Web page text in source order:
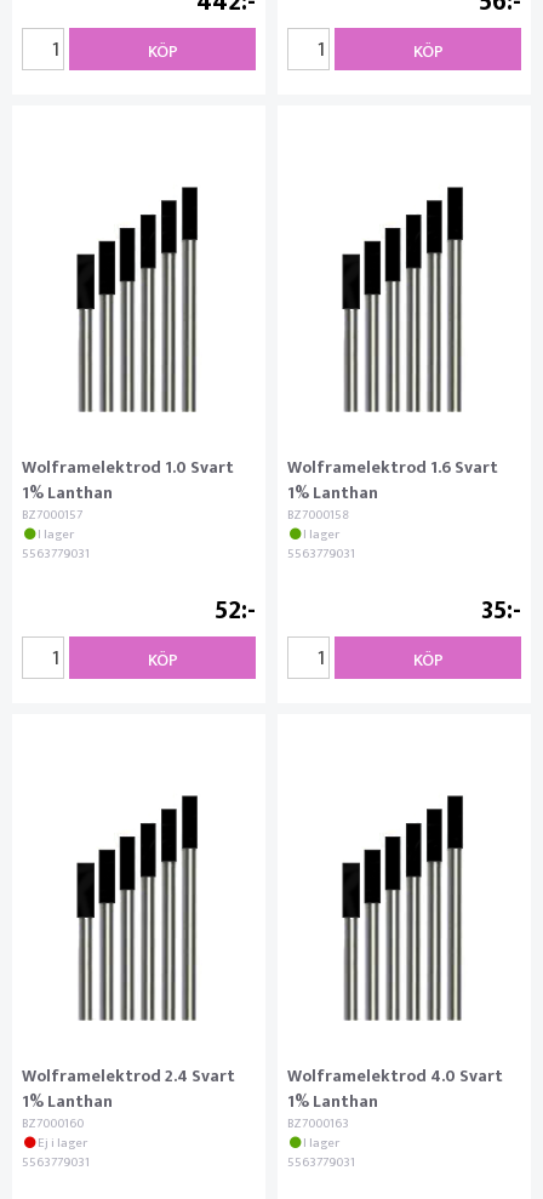
KÖP KÖP
Wolframelektrod 1.0 Svart
1% Lanthan
BZ7000157
I lager
5563779031
52
KÖP
Wolframelektrod 1.6 Svart
1% Lanthan
BZ7000158
I lager
5563779031
35
KÖP
Wolframelektrod 2.4 Svart
1% Lanthan
BZ7000160
Ej i lager
5563779031
Wolframelektrod 4.0 Svart
1% Lanthan
BZ7000163
I lager
5563779031